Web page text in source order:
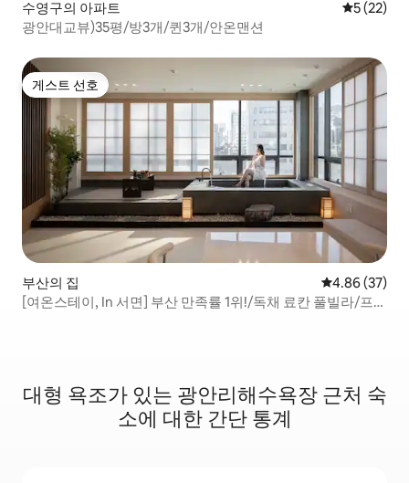
수영구의 아파트 평점 5점
5 (22)
광안대교뷰)35평/방3개/퀸3개/안온맨션
게스트 선호
게스트 선호
부산의 집 평점 4.86점(5
4.86 (37)
[여온스테이, In 서면] 부산 만족률 1위!/독채 료칸 풀빌라/프리
대형 욕조가 있는 광안리해수욕장 근처 숙
소에 대한 간단 통계